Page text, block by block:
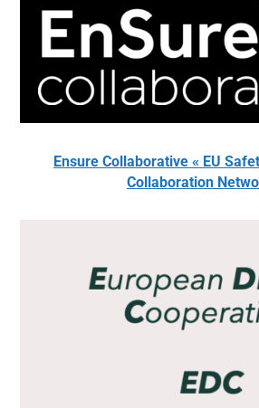
Ensure Collaborative « EU
Collaboration